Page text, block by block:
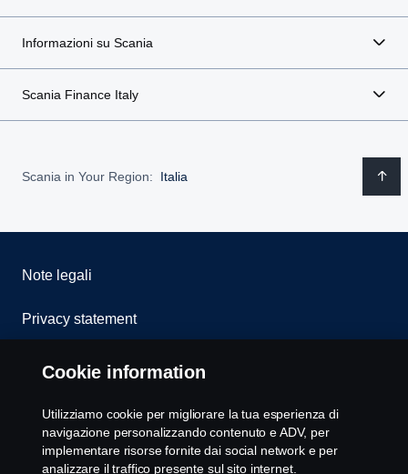
Informazioni su Scania
Scania Finance Italy
Scania in Your Region: Italia
Note legali
Privacy statement
Cookies
Whistleblowing
Modello 231
Cookie information
Utilizziamo cookie per migliorare la tua esperienza di
navigazione personalizzando contenuto e ADV, per
implementare risorse fornite dai social network e per
analizzare il traffico presente sul sito internet.